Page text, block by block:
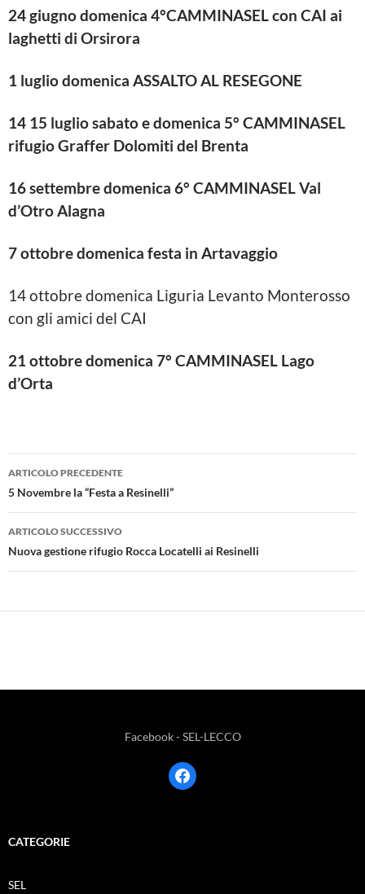
24 giugno domenica 4°CAMMINASEL con CAI ai
laghetti di Orsirora
1 luglio domenica ASSALTO AL RESEGONE
14 15 luglio sabato e domenica 5° CAMMINASEL
rifugio Graffer Dolomiti del Brenta
16 settembre domenica 6° CAMMINASEL Val
d’Otro Alagna
7 ottobre domenica festa in Artavaggio
14 ottobre domenica Liguria Levanto Monterosso
con gli amici del CAI
21 ottobre domenica 7° CAMMINASEL Lago
d’Orta
Navigazione
articolo
ARTICOLO PRECEDENTE
5 Novembre la “Festa a Resinelli”
ARTICOLO SUCCESSIVO
Nuova gestione rifugio Rocca Locatelli ai Resinelli
Facebook - SEL-LECCO
facebook
CATEGORIE
SEL